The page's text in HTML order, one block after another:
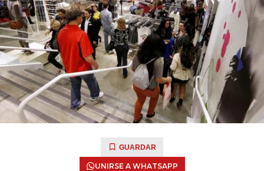
GUARDAR
UNIRSE A WHATSAPP